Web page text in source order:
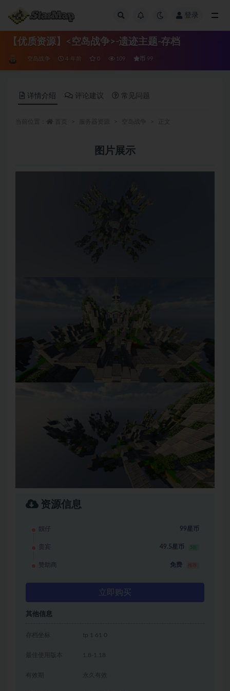
登录
【优质资源】<空岛战争>-遗迹主题-存档
空岛战争 4 年前 0 109 币 99
详情介绍 评论建议 常见问题
图片展示
资源信息
靓仔 99星币
贵宾 49.5星币 5折
赞助商 免费
立即购买
其他信息
存档坐标 tp 1 61 0
最佳使用版本 1.8-1.18
有效期 永久有效